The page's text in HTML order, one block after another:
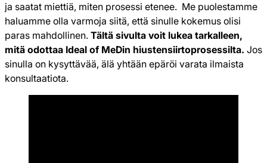
ja saatat miettiä, miten prosessi etenee. Me puolestamme
haluamme olla varmoja siitä, että sinulle kokemus olisi
paras mahdollinen. Tältä sivulta voit lukea tarkalleen,
mitä odottaa Ideal of MeDin hiustensiirtoprosessilta. Jos
sinulla on kysyttävää, älä yhtään epäröi varata ilmaista
konsultaatiota.